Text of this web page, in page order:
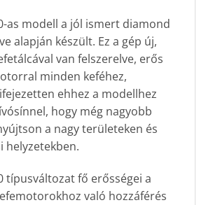
as modell a jól ismert diamond
alapján készült. Ez a gép új,
van felszerelve, erős
minden keféhez,
ehhez a modellhez
hogy még nagyobb
a nagy területeken és
helyzetekben.
típusváltozat fő erősségei a
való hozzáférés